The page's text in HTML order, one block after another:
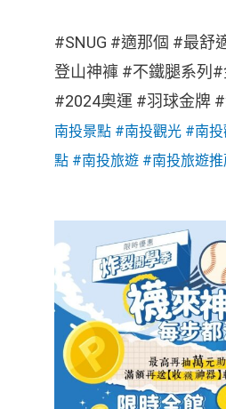
#SNUG #適那個 #最舒
登山神褲 #不鐵腿系列
#2024奧運 #羽球金牌
南投景點 #南投觀光 #南
點 #南投旅遊 #南投旅遊推